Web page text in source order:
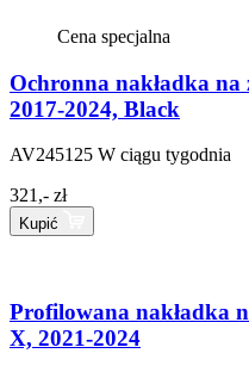
Cena specjalna
Ochronna nakładka
2017-2024, Black
AV245125 W ciągu tygodnia
321,- zł
Kupić
Profilowana nakładka
X, 2021-2024